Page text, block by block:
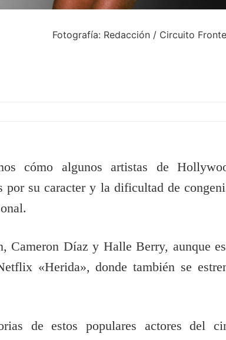
Fotografía: Redacción / Circuito
cómo algunos artistas de
por su caracter y la dificultad de
Cameron Díaz y Halle Berry, aunque
«Herida», donde también se
de estos populares actores del